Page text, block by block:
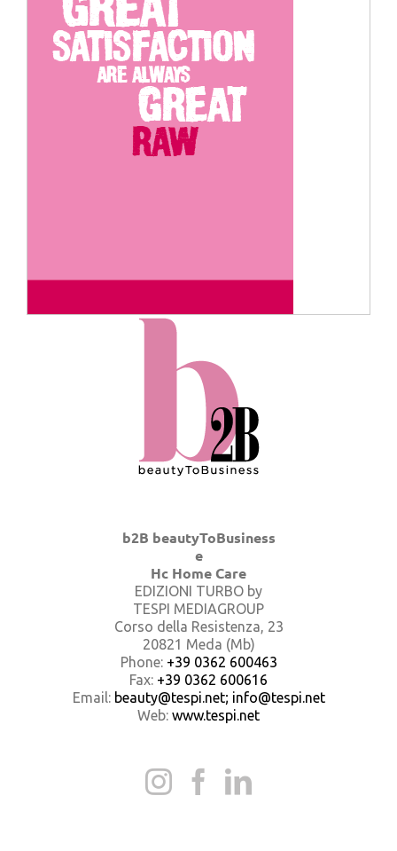
b2B beautyToBusiness
e
Hc Home Care
EDIZIONI TURBO by
TESPI MEDIAGROUP
Corso della Resistenza, 23
20821 Meda (Mb)
Phone: +39 0362 600463
Fax: +39 0362 600616
Email: beauty@tespi.net; info@tespi.net
Web: www.tespi.net